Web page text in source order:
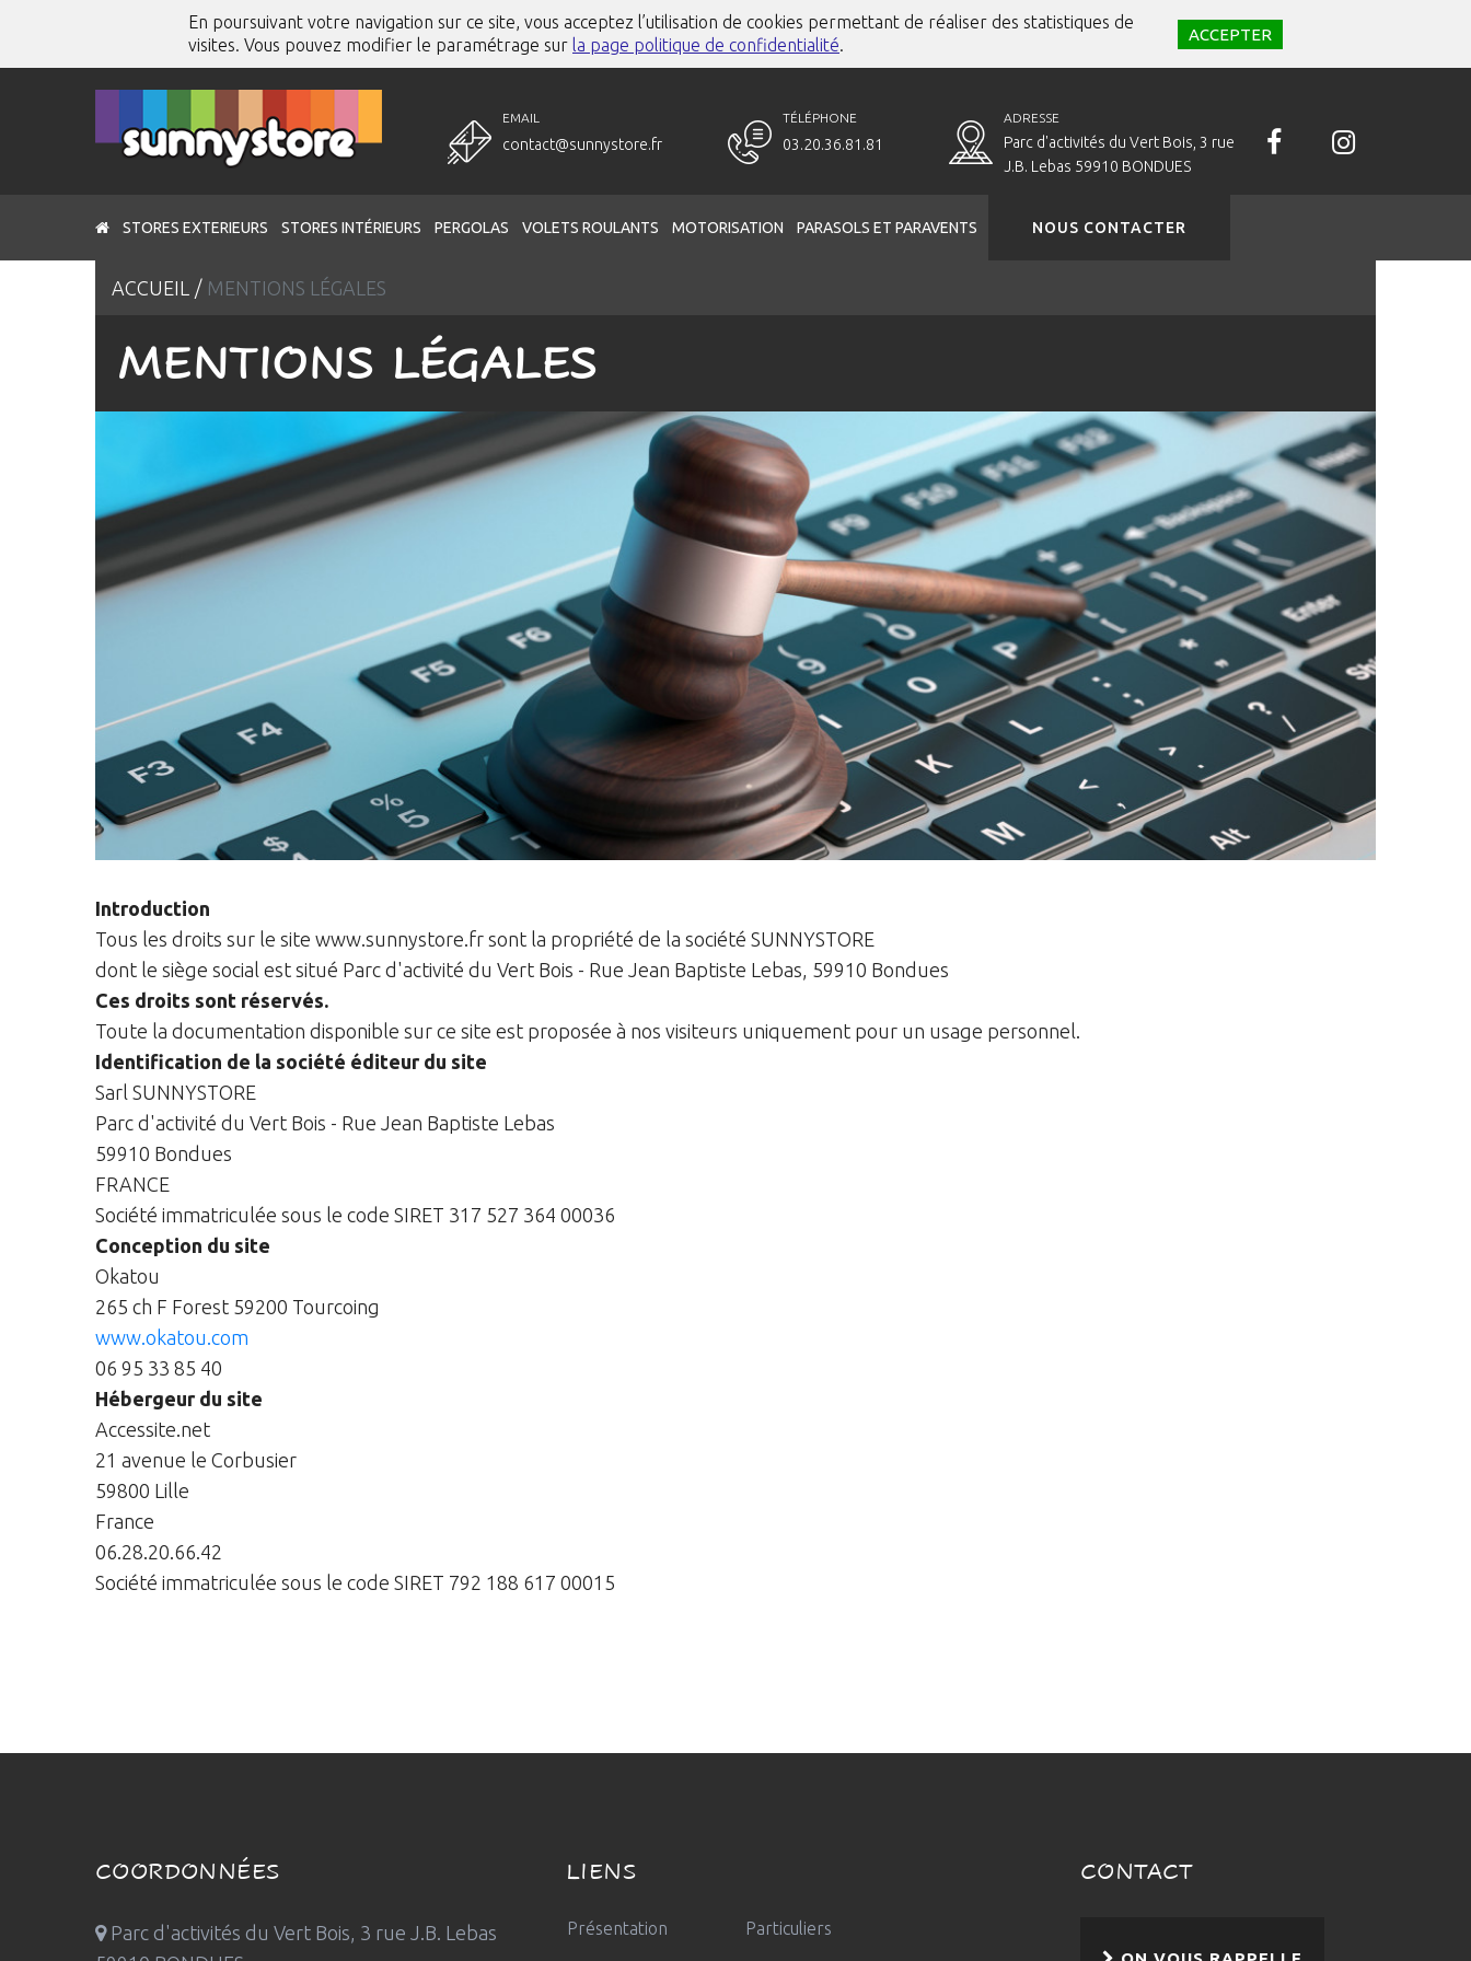
En poursuivant votre navigation sur ce site, vous acceptez l’utilisation de cookies permettant de réaliser des statistiques de
visites. Vous pouvez modifier le paramétrage sur la page politique de confidentialité.
ACCEPTER
EMAIL
contact@sunnystore.fr
TÉLÉPHONE
03.20.36.81.81
ADRESSE
Parc d'activités du Vert Bois, 3 rue
J.B. Lebas 59910 BONDUES
STORES EXTERIEURS STORES INTÉRIEURS PERGOLAS VOLETS ROULANTS MOTORISATION PARASOLS ET PARAVENTS NOUS CONTACTER
ACCUEIL MENTIONS LÉGALES
MENTIONS LÉGALES
Introduction
Tous les droits sur le site www.sunnystore.fr sont la propriété de la société SUNNYSTORE
dont le siège social est situé Parc d'activité du Vert Bois - Rue Jean Baptiste Lebas, 59910 Bondues
Ces droits sont réservés.
Toute la documentation disponible sur ce site est proposée à nos visiteurs uniquement pour un usage personnel.
Identification de la société éditeur du site
Sarl SUNNYSTORE
Parc d'activité du Vert Bois - Rue Jean Baptiste Lebas
59910 Bondues
FRANCE
Société immatriculée sous le code SIRET 317 527 364 00036
Conception du site
Okatou
265 ch F Forest 59200 Tourcoing
www.okatou.com
06 95 33 85 40
Hébergeur du site
Accessite.net
21 avenue le Corbusier
59800 Lille
France
06.28.20.66.42
Société immatriculée sous le code SIRET 792 188 617 00015
COORDONNÉES
Parc d'activités du Vert Bois, 3 rue J.B. Lebas
LIENS
Présentation Particuliers
CONTACT